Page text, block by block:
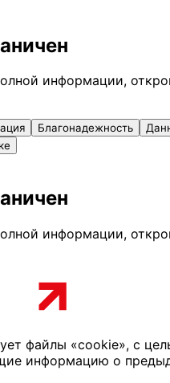
информации,
Благонадежность
информации,
файлы «cookie», с
информацию о